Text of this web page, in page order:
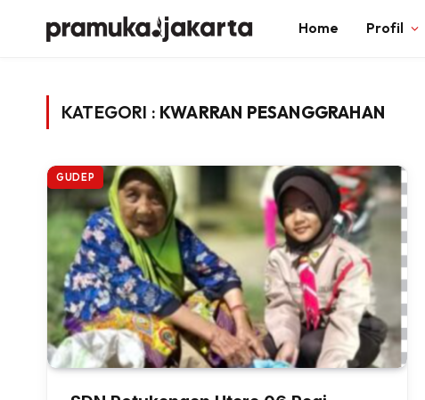
Home Profil
KATEGORI : KWARRAN PESANGGRAHAN
GUDEP